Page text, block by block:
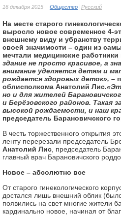
16 декабря 2015 Общество Русский
На месте старого
выросло новое современное 4-­
внешнему виду и убранству
своей значимости – один из
мечтали медицинские
здание не просто красивое, а
внимание уделяется детям и
рождается здоровых деток», –
облисполкома Анатолий Лис.
но и для жителей
и Берёзовского районов. Такая
высокой рождаемости, и наш
председатель Барановичского
В честь торжественного открытия
ленту перерезали председатель
Анатолий Лис , председатель
главный врач Барановичского
Новое – абсолютно все
От старого гинекологического
достался лишь внешний облик
появились на свет многие жители
кардинально новое, начиная от